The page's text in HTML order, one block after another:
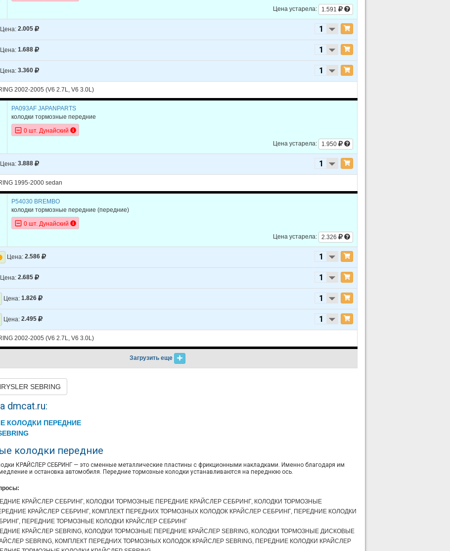
Цена устарела:
1.591
Цена: 2.005
Цена: 1.688
Цена: 3.360
2002-2005 (V6 2.7L, V6 3.0L)
PA093AF JAPANPARTS
колодки тормозные передние
0 шт. Дунайский
Цена устарела:
1.950
Цена: 3.888
1995-2000 sedan
P54030 BREMBO
колодки тормозные передние (передние)
0 шт. Дунайский
Цена устарела:
2.326
Цена: 2.586
Цена: 2.685
Цена: 1.826
Цена: 2.495
2002-2005 (V6 2.7L, V6 3.0L)
Загрузить еще
SEBRING
dmcat.ru:
КОЛОДКИ ПЕРЕДНИЕ
колодки передние
КРАЙСЛЕР СЕБРИНГ — это сменные металлические пластины с фрикционными накладками. Именно благодаря им
и остановка автомобиля. Передние тормозные колодки устанавливаются на переднюю ось.
КРАЙСЛЕР СЕБРИНГ, КОЛОДКИ ТОРМОЗНЫЕ ПЕРЕДНИЕ КРАЙСЛЕР СЕБРИНГ, КОЛОДКИ ТОРМОЗНЫЕ
КРАЙСЛЕР СЕБРИНГ, КОМПЛЕКТ ПЕРЕДНИХ ТОРМОЗНЫХ КОЛОДОК КРАЙСЛЕР СЕБРИНГ, ПЕРЕДНИЕ КОЛОДКИ
ПЕРЕДНИЕ ТОРМОЗНЫЕ КОЛОДКИ КРАЙСЛЕР СЕБРИНГ
КРАЙСЛЕР SEBRING, КОЛОДКИ ТОРМОЗНЫЕ ПЕРЕДНИЕ КРАЙСЛЕР SEBRING, КОЛОДКИ ТОРМОЗНЫЕ ДИСКОВЫЕ
SEBRING, КОМПЛЕКТ ПЕРЕДНИХ ТОРМОЗНЫХ КОЛОДОК КРАЙСЛЕР SEBRING, ПЕРЕДНИЕ КОЛОДКИ КРАЙСЛЕР